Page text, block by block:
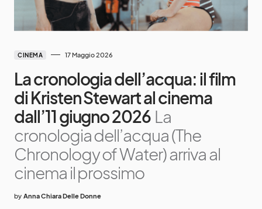
CINEMA 17 Maggio 2026
La cronologia dell’acqua: il film
di Kristen Stewart al cinema
dall’11 giugno 2026 La
cronologia dell’acqua (The
Chronology of Water) arriva al
cinema il prossimo
by Anna Chiara Delle Donne